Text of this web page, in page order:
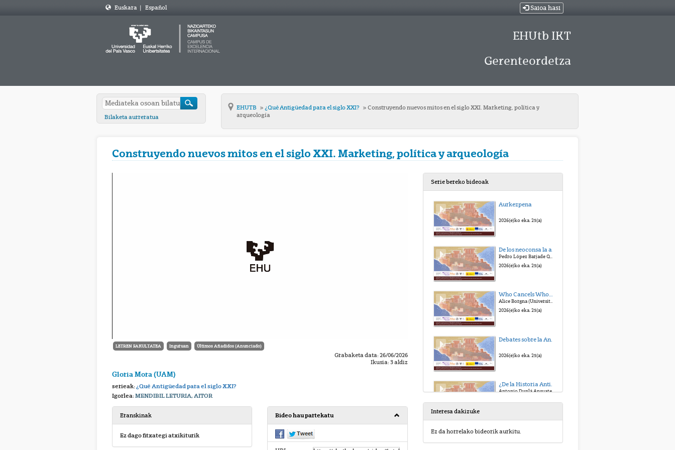
Euskara | Español Saioa hasi
EHUtb IKT
Gerenteordetza
Bilaketa aurreratua
EHUTB ¿Qué Antigüedad para el siglo XXI?
Construyendo nuevos mitos en el siglo XXI. Marketing, política y
arqueología
Construyendo nuevos mitos en el siglo XXI. Marketing, política y arqueología
LETREN FAKULTATEA Inguruan Últimos Añadidos (Anunciado)
Grabaketa data: 26/06/2026
Ikusia: 3 aldiz
Gloria Mora (UAM)
serieak:¿Qué Antigüedad para el siglo XXI?
Igorlea:MENDIBIL LETURIA, AITOR
Eranskinak
Ez dago fitxategi atxikiturik
Bideo hau partekatu
Serie bereko bideoak
Aurkezpena
2026(e)ko eka. 25(a)
Pedro López Barjade Quiroga (USC)
2026(e)ko eka. 25(a)
Who Cancels Whom?A Transatlantic Misunderstanding
Alice Borgna (Universitàdel PiemonteOrientale)
2026(e)ko eka. 25(a)
Debates sobre la Antigüedad, civilización y política I - Debate
2026(e)ko eka. 25(a)
¿De la Historia Antigua tradicional a la Historia Antigua global? Qué Historia Antigua para el siglo XXI
Antonio Duplá Ansuategui (UPV/EHU)
Interesa dakizuke
Ez da horrelako bideorik aurkitu.